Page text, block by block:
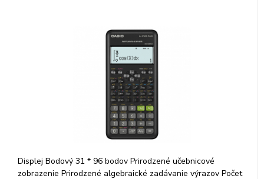
Displej Bodový 31 * 96 bodov Prirodzené učebnicové
zobrazenie Prirodzené algebraické zadávanie výrazov Počet